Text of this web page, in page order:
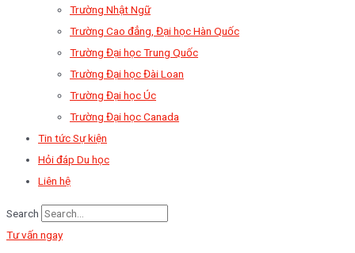
Trường Nhật Ngữ
Trường Cao đẳng, Đại học Hàn Quốc
Trường Đại học Trung Quốc
Trường Đại học Đài Loan
Trường Đại học Úc
Trường Đại học Canada
Tin tức Sự kiện
Hỏi đáp Du học
Liên hệ
Search
Tư vấn ngay